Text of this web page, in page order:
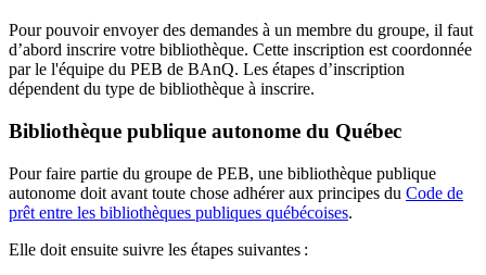
Pour pouvoir envoyer des demandes à un membre du groupe, il faut
d’abord inscrire votre bibliothèque. Cette inscription est coordonnée
par le l'équipe du PEB de BAnQ. Les étapes d’inscription
dépendent du type de bibliothèque à inscrire.
Bibliothèque publique autonome du Québec
Pour faire partie du groupe de PEB, une bibliothèque publique
autonome doit avant toute chose adhérer aux principes du Code de
prêt entre les bibliothèques publiques québécoises.
Elle doit ensuite suivre les étapes suivantes :